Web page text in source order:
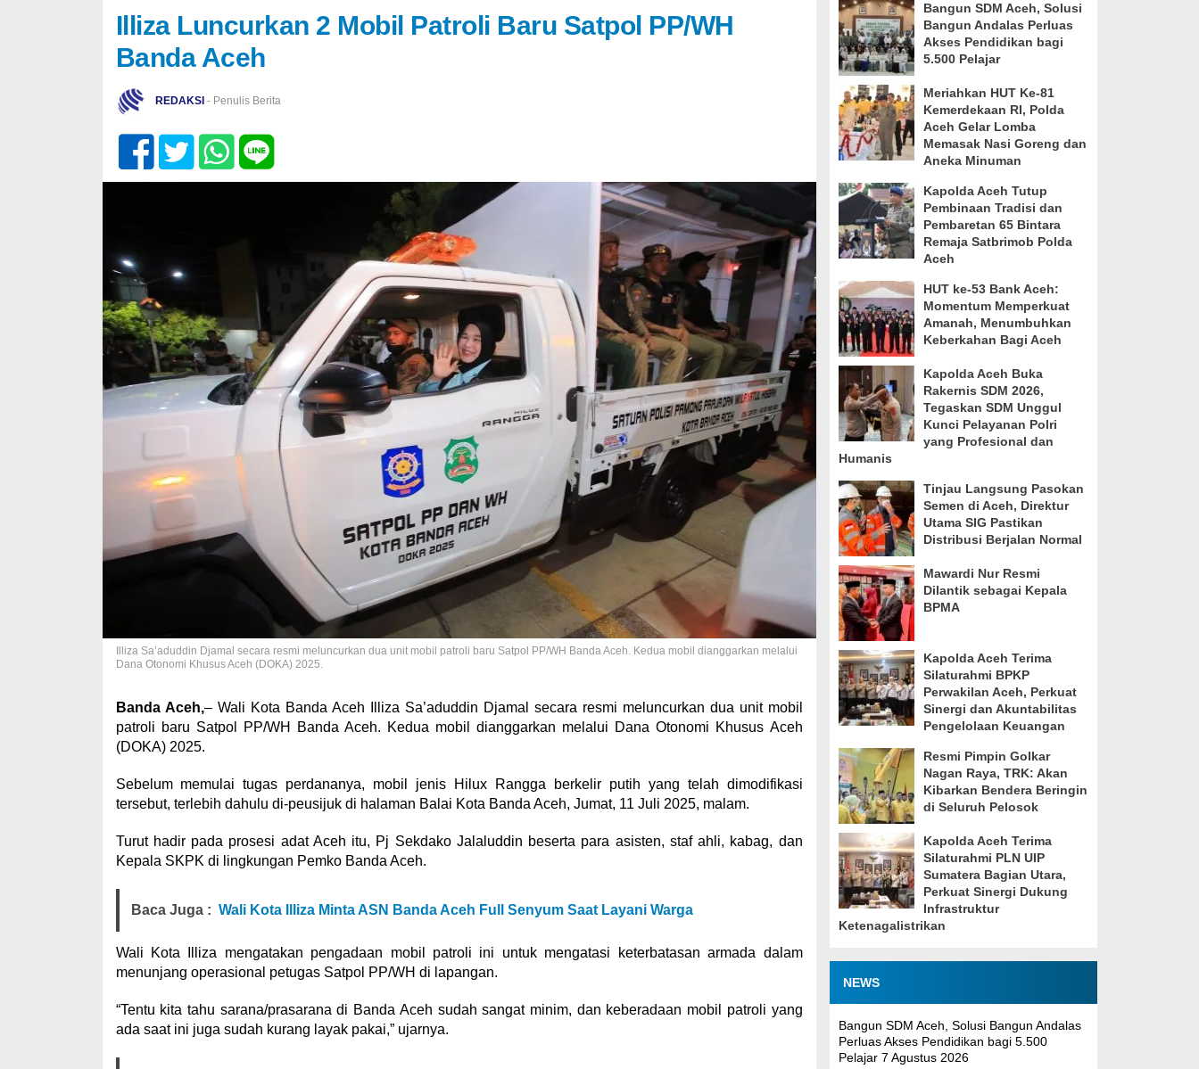
Illiza Luncurkan 2 Mobil Patroli Baru Satpol PP/WH
Banda Aceh
REDAKSI - Penulis Berita
Illiza Sa’aduddin Djamal secara resmi meluncurkan dua unit mobil patroli baru Satpol PP/WH Banda Aceh. Kedua mobil dianggarkan melalui
Dana Otonomi Khusus Aceh (DOKA) 2025.
Banda Aceh,– Wali Kota Banda Aceh Illiza Sa’aduddin Djamal secara resmi meluncurkan dua unit mobil
patroli baru Satpol PP/WH Banda Aceh. Kedua mobil dianggarkan melalui Dana Otonomi Khusus Aceh
(DOKA) 2025.
Sebelum memulai tugas perdananya, mobil jenis Hilux Rangga berkelir putih yang telah dimodifikasi
tersebut, terlebih dahulu di-peusijuk di halaman Balai Kota Banda Aceh, Jumat, 11 Juli 2025, malam.
Turut hadir pada prosesi adat Aceh itu, Pj Sekdako Jalaluddin beserta para asisten, staf ahli, kabag, dan
Kepala SKPK di lingkungan Pemko Banda Aceh.
Baca Juga : Wali Kota Illiza Minta ASN Banda Aceh Full Senyum Saat Layani Warga
Wali Kota Illiza mengatakan pengadaan mobil patroli ini untuk mengatasi keterbatasan armada dalam
menunjang operasional petugas Satpol PP/WH di lapangan.
“Tentu kita tahu sarana/prasarana di Banda Aceh sudah sangat minim, dan keberadaan mobil patroli yang
ada saat ini juga sudah kurang layak pakai,” ujarnya.
Bangun SDM Aceh, Solusi
Bangun Andalas Perluas
Akses Pendidikan bagi
5.500 Pelajar
Meriahkan HUT Ke-81
Kemerdekaan RI, Polda
Aceh Gelar Lomba
Memasak Nasi Goreng dan
Aneka Minuman
Kapolda Aceh Tutup
Pembinaan Tradisi dan
Pembaretan 65 Bintara
Remaja Satbrimob Polda
Aceh
HUT ke-53 Bank Aceh:
Momentum Memperkuat
Amanah, Menumbuhkan
Keberkahan Bagi Aceh
Kapolda Aceh Buka
Rakernis SDM 2026,
Tegaskan SDM Unggul
Kunci Pelayanan Polri
yang Profesional dan
Humanis
Tinjau Langsung Pasokan
Semen di Aceh, Direktur
Utama SIG Pastikan
Distribusi Berjalan Normal
Mawardi Nur Resmi
Dilantik sebagai Kepala
BPMA
Kapolda Aceh Terima
Silaturahmi BPKP
Perwakilan Aceh, Perkuat
Sinergi dan Akuntabilitas
Pengelolaan Keuangan
Resmi Pimpin Golkar
Nagan Raya, TRK: Akan
Kibarkan Bendera Beringin
di Seluruh Pelosok
Kapolda Aceh Terima
Silaturahmi PLN UIP
Sumatera Bagian Utara,
Perkuat Sinergi Dukung
Infrastruktur
Ketenagalistrikan
NEWS
Bangun SDM Aceh, Solusi Bangun Andalas
Perluas Akses Pendidikan bagi 5.500
Pelajar 7 Agustus 2026